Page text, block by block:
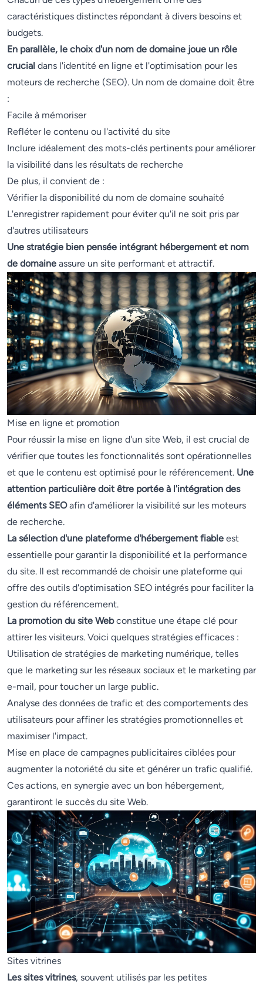
caractéristiques distinctes répondant à divers besoins et
budgets.
En parallèle, le choix d'un nom de domaine joue un rôle
crucial dans l'identité en ligne et l'optimisation pour les
moteurs de recherche (SEO). Un nom de domaine doit être
:
Facile à mémoriser
Refléter le contenu ou l'activité du site
Inclure idéalement des mots-clés pertinents pour améliorer
la visibilité dans les résultats de recherche
De plus, il convient de :
Vérifier la disponibilité du nom de domaine souhaité
L'enregistrer rapidement pour éviter qu'il ne soit pris par
d'autres utilisateurs
Une stratégie bien pensée intégrant hébergement et nom
de domaine assure un site performant et attractif.
Mise en ligne et promotion
Pour réussir la mise en ligne d'un site Web, il est crucial de
vérifier que toutes les fonctionnalités sont opérationnelles
et que le contenu est optimisé pour le référencement. Une
attention particulière doit être portée à l'intégration des
éléments SEOafin d'améliorer la visibilité sur les moteurs
de recherche.
La sélection d'une plateforme d'hébergement fiable est
essentielle pour garantir la disponibilité et la performance
du site. Il est recommandé de choisir une plateforme qui
offre des outils d'optimisation SEO intégrés pour faciliter la
gestion du référencement.
La promotion du site Webconstitue une étape clé pour
attirer les visiteurs. Voici quelques stratégies efficaces :
Utilisation de stratégies de marketing numérique, telles
que le marketing sur les réseaux sociaux et le marketing par
e-mail, pour toucher un large public.
Analyse des données de trafic et des comportements des
utilisateurs pour affiner les stratégies promotionnelles et
maximiser l'impact.
Mise en place de campagnes publicitaires ciblées pour
augmenter la notoriété du site et générer un trafic qualifié.
Ces actions, en synergie avec un bon hébergement,
garantiront le succès du site Web.
Sites vitrines
Les sites vitrines, souvent utilisés par les petites